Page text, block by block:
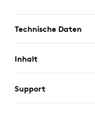
Technische Daten
Inhalt
Support